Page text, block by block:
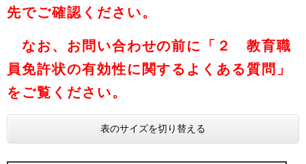
先でご確認ください。
なお、お問い合わせの前に「２ 教育職
員免許状の有効性に関するよくある質問」
をご覧ください。
表のサイズを切り替える